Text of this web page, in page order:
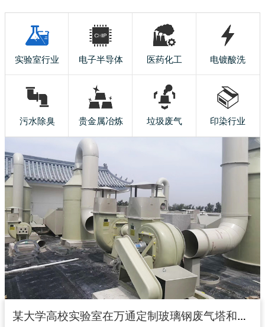
实验室行业 电子半导体 医药化工 电镀酸洗
污水除臭 贵金属冶炼 垃圾废气 印染行业
某大学高校实验室在万通定制玻璃钢废气塔和玻璃钢风机